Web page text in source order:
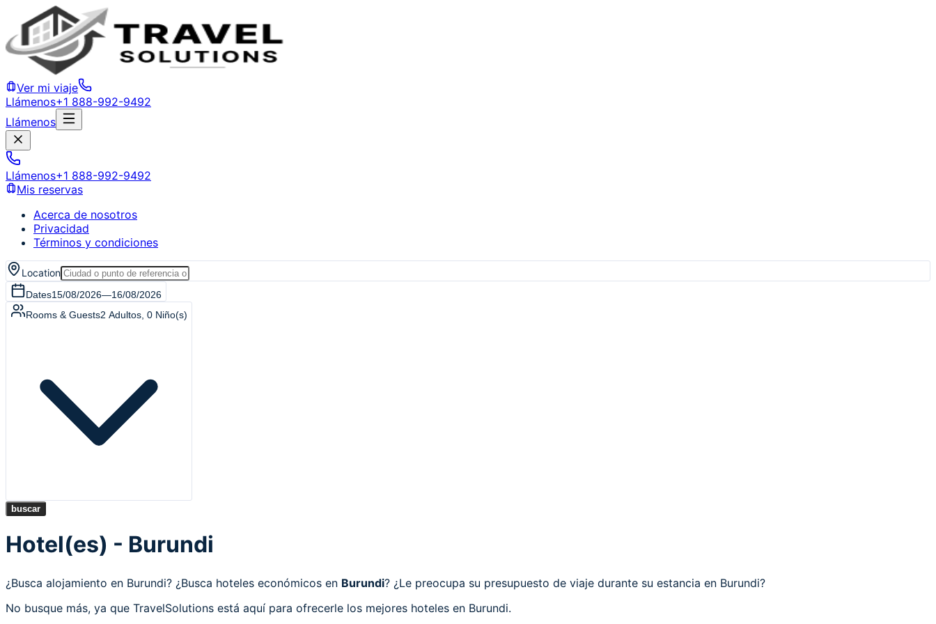
Ver mi viaje
Llámenos+1 888-992-9492
Llámenos
Llámenos+1 888-992-9492
Mis reservas
Acerca de nosotros
Privacidad
Términos y condiciones
Location
Dates15/08/2026—16/08/2026
Rooms & Guests2 Adultos 0 Niño(s)
buscar
Hotel(es) - Burundi
¿Busca alojamiento en Burundi? ¿Busca hoteles económicos en Burundi? ¿Le preocupa su presupuesto de viaje durante su estancia en Burundi?
No busque más, ya que TravelSolutions está aquí para ofrecerle los mejores hoteles en Burundi.